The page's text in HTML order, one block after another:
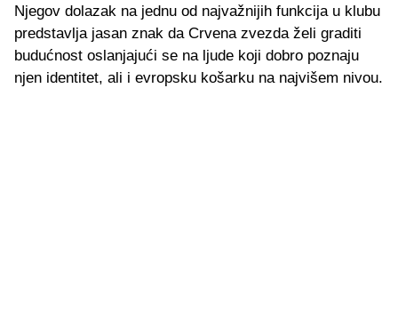
Njegov dolazak na jednu od najvažnijih funkcija u klubu
predstavlja jasan znak da Crvena zvezda želi graditi
budućnost oslanjajući se na ljude koji dobro poznaju
njen identitet, ali i evropsku košarku na najvišem nivou.